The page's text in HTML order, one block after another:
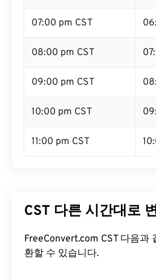
07:00 pm CST
08:00 pm CST
09:00 pm CST
10:00 pm CST
11:00 pm CST
CST 다른 시간대로
FreeConvert.com CST 다음과
환할 수 있습니다.